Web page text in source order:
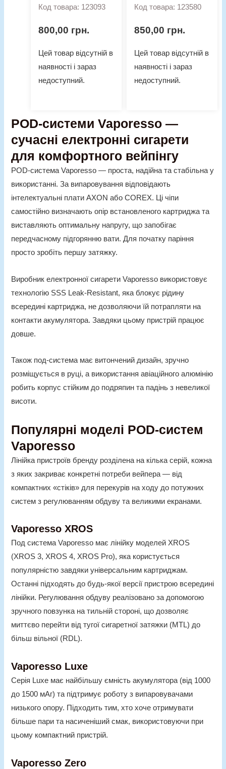
Код товара: 123093
800,00 грн.
Цей товар відсутній в
наявності і зараз
недоступний.
Код товара: 123580
850,00 грн.
Цей товар відсутній в
наявності і зараз
недоступний.
POD-системи Vaporesso —
сучасні електронні сигарети
для комфортного вейпінгу
POD-система Vaporesso — проста, надійна та стабільна у
використанні. За випаровування відповідають
інтелектуальні плати AXON або COREX. Ці чіпи
самостійно визначають опір встановленого картриджа та
виставляють оптимальну напругу, що запобігає
передчасному підгорянню вати. Для початку паріння
просто зробіть першу затяжку.
Виробник електронної сигарети Vaporesso використовує
технологію SSS Leak-Resistant, яка блокує рідину
всередині картриджа, не дозволяючи їй потрапляти на
контакти акумулятора. Завдяки цьому пристрій працює
довше.
Також под-система має витончений дизайн, зручно
розміщується в руці, а використання авіаційного алюмінію
робить корпус стійким до подряпин та падінь з невеликої
висоти.
Популярні моделі POD-систем
Vaporesso
Лінійка пристроїв бренду розділена на кілька серій, кожна
з яких закриває конкретні потреби вейпера — від
компактних «стіків» для перекурів на ходу до потужних
систем з регулюванням обдуву та великими екранами.
Vaporesso XROS
Под система Vaporesso має лінійку моделей XROS
(XROS 3, XROS 4, XROS Pro), яка користується
популярністю завдяки універсальним картриджам.
Останні підходять до будь-якої версії пристрою всередині
лінійки. Регулювання обдуву реалізовано за допомогою
зручного повзунка на тильній стороні, що дозволяє
миттєво перейти від тугої сигаретної затяжки (MTL) до
більш вільної (RDL).
Vaporesso Luxe
Серія Luxe має найбільшу ємність акумулятора (від 1000
до 1500 мАг) та підтримує роботу з випаровувачами
низького опору. Підходить тим, хто хоче отримувати
більше пари та насиченіший смак, використовуючи при
цьому компактний пристрій.
Vaporesso Zero